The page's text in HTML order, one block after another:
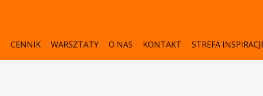
CENNIK WARSZTATY O NAS KONTAKT STREFA INSPIRACJI